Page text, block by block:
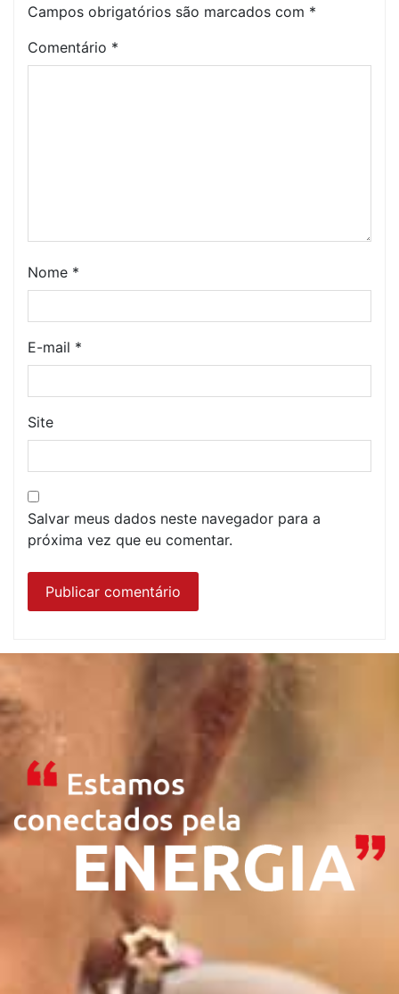
Campos obrigatórios são marcados com *
Comentário *
Nome *
E-mail *
Site
Salvar meus dados neste navegador para a
próxima vez que eu comentar.